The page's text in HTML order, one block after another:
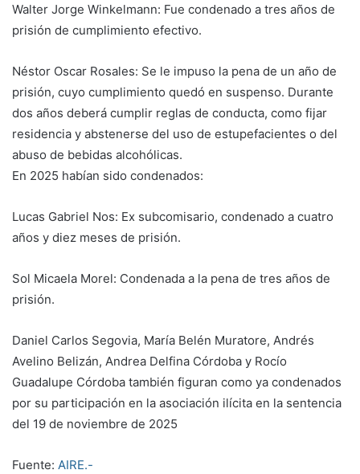
Walter Jorge Winkelmann: Fue condenado a tres años de
prisión de cumplimiento efectivo.
Néstor Oscar Rosales: Se le impuso la pena de un año de
prisión, cuyo cumplimiento quedó en suspenso. Durante
dos años deberá cumplir reglas de conducta, como fijar
residencia y abstenerse del uso de estupefacientes o del
abuso de bebidas alcohólicas.
En 2025 habían sido condenados:
Lucas Gabriel Nos: Ex subcomisario, condenado a cuatro
años y diez meses de prisión.
Sol Micaela Morel: Condenada a la pena de tres años de
prisión.
Daniel Carlos Segovia, María Belén Muratore, Andrés
Avelino Belizán, Andrea Delfina Córdoba y Rocío
Guadalupe Córdoba también figuran como ya condenados
por su participación en la asociación ilícita en la sentencia
del 19 de noviembre de 2025
Fuente: AIRE.-